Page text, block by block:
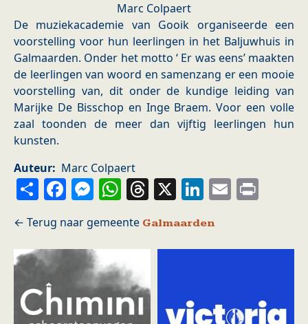
Marc Colpaert
De muziekacademie van Gooik organiseerde een
voorstelling voor hun leerlingen in het Baljuwhuis in
Galmaarden. Onder het motto ‘ Er was eens’ maakten
de leerlingen van woord en samenzang er een mooie
voorstelling van, dit onder de kundige leiding van
Marijke De Bisschop en Inge Braem. Voor een volle
zaal toonden de meer dan vijftig leerlingen hun
kunsten.
Auteur
Marc Colpaert
ShareFacebook
Messenger
WhatsApp
Threads
X LinkedIn
Email
Galmaarden